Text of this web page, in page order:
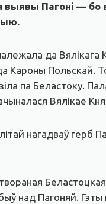
Пагоні — бо
да Вялікага
Кароны Польскай.
па Беластоку.
Вялікае
нагадваў
Беластоцкая
над Пагоняй.